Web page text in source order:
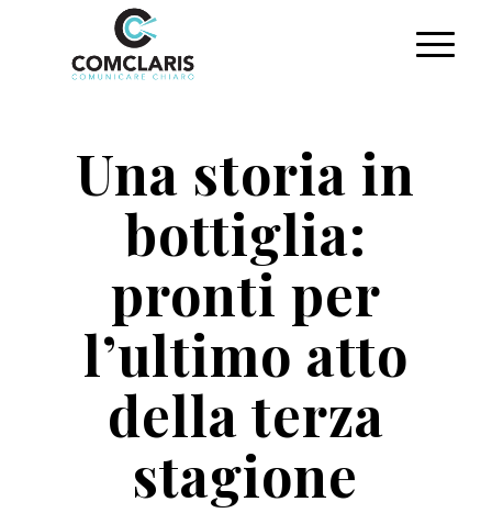
Una storia in
bottiglia:
pronti per
l’ultimo atto
della terza
stagione